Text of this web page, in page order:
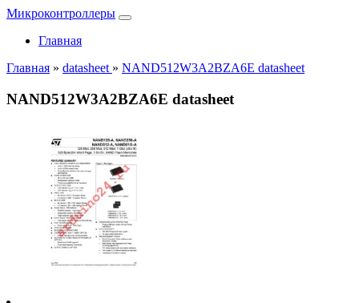
Микроконтроллеры
Главная
Главная » datasheet » NAND512W3A2BZA6E datasheet
NAND512W3A2BZA6E datasheet